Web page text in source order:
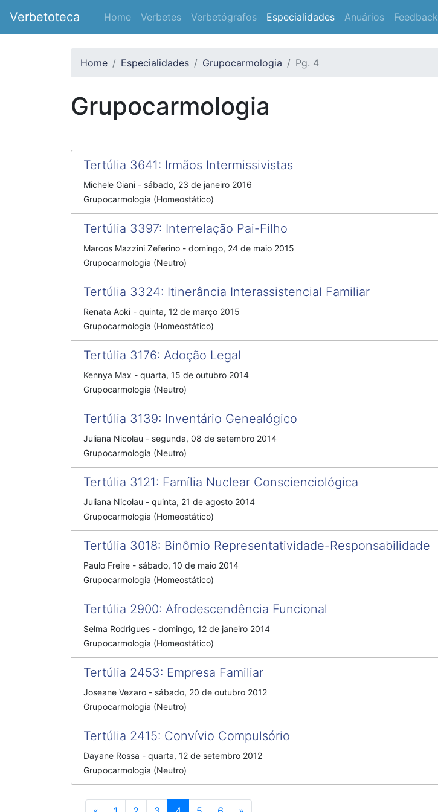
Verbetoteca Home Verbetes Verbetógrafos Especialidades Anuários Feedback
Home Especialidades Grupocarmologia Pg. 4
Grupocarmologia
Tertúlia 3641: Irmãos Intermissivistas
Michele Giani - sábado, 23 de janeiro 2016
Grupocarmologia (Homeostático)
Tertúlia 3397: Interrelação Pai-Filho
Marcos Mazzini Zeferino - domingo, 24 de maio 2015
Grupocarmologia (Neutro)
Tertúlia 3324: Itinerância Interassistencial Familiar
Renata Aoki - quinta, 12 de março 2015
Grupocarmologia (Homeostático)
Tertúlia 3176: Adoção Legal
Kennya Max - quarta, 15 de outubro 2014
Grupocarmologia (Neutro)
Tertúlia 3139: Inventário Genealógico
Juliana Nicolau - segunda, 08 de setembro 2014
Grupocarmologia (Neutro)
Tertúlia 3121: Família Nuclear Conscienciológica
Juliana Nicolau - quinta, 21 de agosto 2014
Grupocarmologia (Homeostático)
Tertúlia 3018: Binômio Representatividade-Responsabilidade
Paulo Freire - sábado, 10 de maio 2014
Grupocarmologia (Homeostático)
Tertúlia 2900: Afrodescendência Funcional
Selma Rodrigues - domingo, 12 de janeiro 2014
Grupocarmologia (Homeostático)
Tertúlia 2453: Empresa Familiar
Joseane Vezaro - sábado, 20 de outubro 2012
Grupocarmologia (Neutro)
Tertúlia 2415: Convívio Compulsório
Dayane Rossa - quarta, 12 de setembro 2012
Grupocarmologia (Neutro)